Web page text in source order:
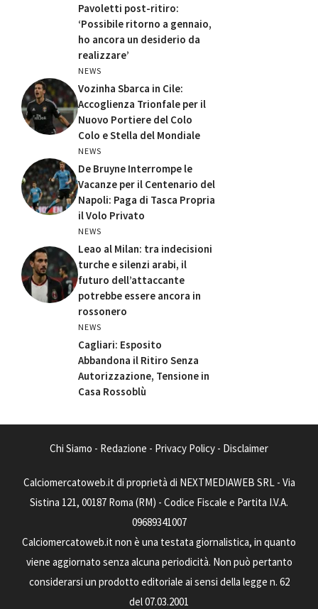
Pavoletti post-ritiro:
‘Possibile ritorno a gennaio,
ho ancora un desiderio da
realizzare’
NEWS
Vozinha Sbarca in Cile:
Accoglienza Trionfale per il
Nuovo Portiere del Colo
Colo e Stella del Mondiale
NEWS
De Bruyne Interrompe le
Vacanze per il Centenario del
Napoli: Paga di Tasca Propria
il Volo Privato
NEWS
Leao al Milan: tra indecisioni
turche e silenzi arabi, il
futuro dell’attaccante
potrebbe essere ancora in
rossonero
NEWS
Cagliari: Esposito
Abbandona il Ritiro Senza
Autorizzazione, Tensione in
Casa Rossoblù
Chi Siamo - Redazione - Privacy Policy - Disclaimer
Calciomercatoweb.it di proprietà di NEXTMEDIAWEB SRL - Via
Sistina 121, 00187 Roma (RM) - Codice Fiscale e Partita I.V.A.
09689341007
Calciomercatoweb.it non è una testata giornalistica, in quanto
viene aggiornato senza alcuna periodicità. Non può pertanto
considerarsi un prodotto editoriale ai sensi della legge n. 62
del 07.03.2001